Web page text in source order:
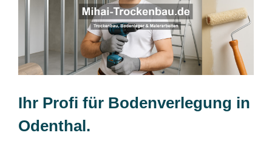
Ihr Profi für Bodenverlegung in
Odenthal.